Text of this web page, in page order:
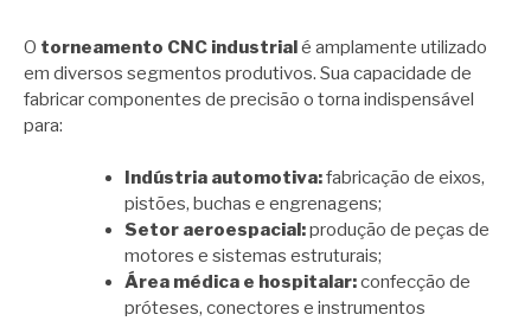
O torneamento CNC industrialé amplamente utilizado
em diversos segmentos produtivos. Sua capacidade de
fabricar componentes de precisão o torna indispensável
para:
Indústria automotiva:fabricação de eixos,
pistões, buchas e engrenagens;
Setor aeroespacial:produção de peças de
motores e sistemas estruturais;
Área médica e hospitalar:confecção de
próteses, conectores e instrumentos